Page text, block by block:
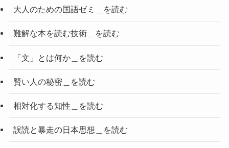
大人のための国語ゼミ＿を読む
難解な本を読む技術＿を読む
「文」とは何か＿を読む
賢い人の秘密＿を読む
相対化する知性＿を読む
誤読と暴走の日本思想＿を読む